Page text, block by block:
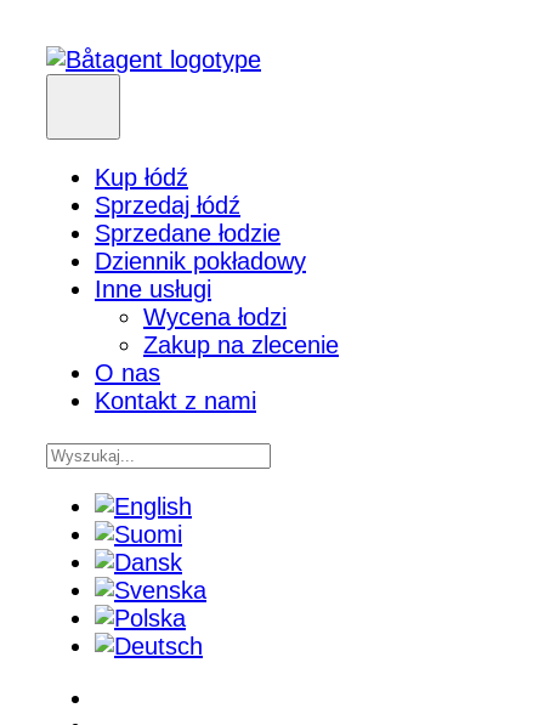
Kup łódź
Sprzedaj łódź
Sprzedane łodzie
Dziennik pokładowy
Inne usługi
Wycena łodzi
Zakup na zlecenie
O nas
Kontakt z nami